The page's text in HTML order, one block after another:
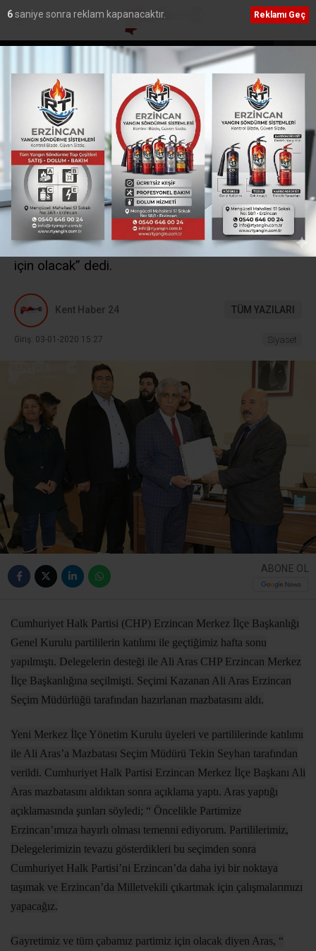
kaybolan yıllarımızı HSK Üyesi Tiryaki Erzincan Adliyesi
Mahkemesini ziyaret etti
Ana Sayfa›Siyaset
Ali Aras Mazbatasını
Alarak Görevine Başladı
Bir hafta önce gerçekleştirilen Cumhuriyet Halk
Partisi (CHP) Erzincan Merkez İlçe Başkanlığı
seçimini kazanan ve mazbatasını alarak göreve
başlayan Ali Aras, “Gayretimiz çabamız partimiz
için olacak” dedi.
Kent Haber 24 TÜM YAZILARI
Giriş: 03-01-2020 15:27 Siyaset
ABONE OL
Cumhuriyet Halk Partisi (CHP) Erzincan Merkez İlçe Başkanlığı
Genel Kurulu partililerin katılımı ile geçtiğimiz hafta sonu
yapılmıştı. Delegelerin desteği ile Ali Aras CHP Erzincan Merkez
İlçe Başkanlığına seçilmişti. Seçimi Kazanan Ali Aras Erzincan
Seçim Müdürlüğü tarafından hazırlanan mazbatasını aldı.
Yeni Merkez İlçe Yönetim Kurulu üyeleri ve partililerinde katılımı
ile Ali Aras’a Mazbatası Seçim Müdürü Tekin Seyhan tarafından
verildi. Cumhuriyet Halk Partisi Erzincan Merkez İlçe Başkanı Ali
Aras mazbatasını aldıktan sonra açıklama yaptı. Aras yaptığı
açıklamasında şunları söyledi; “ Öncelikle Partimize
Erzincan’ımıza hayırlı olması temenni ediyorum. Partililerimiz,
Delegelerimizin tevazu gösterdikleri bu seçimden sonra
Cumhuriyet Halk Partisi’ni Erzincan’da daha iyi bir noktaya
taşımak ve Erzincan’da Milletvekili çıkartmak için çalışmalarımızı
yapacağız.
Gayretimiz ve tüm çabamız partimiz için olacak diyen Aras, “
5saniye sonra reklam kapanacaktır. Reklamı Geç